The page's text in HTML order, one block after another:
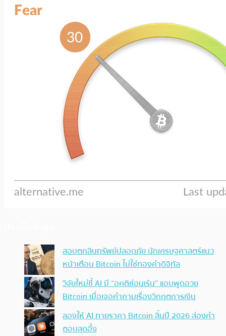
สอบตกสินทรัพย์ปลอดภัย นักเศรษฐศาสตร์แนว
หน้าเตือน Bitcoin ไม่ใช่ทองคำดิจิทัล
วิจัยใหม่ชี้ AI มี “อคติซ่อนเร้น” แอบพูดอวย
Bitcoin เมื่อเจอคำถามเรื่องวิกฤตการเงิน
ลองให้ AI ทายราคา Bitcoin สิ้นปี 2026 ส่องคำ
ตอบสุดอึ้ง